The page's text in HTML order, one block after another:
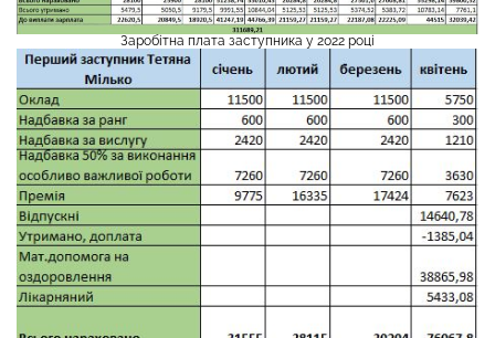
Заробітна плата заступника у 2022 році